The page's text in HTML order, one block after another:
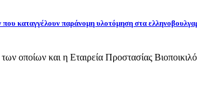
καταγγέλουν παράνομη υλοτόμηση στα
των οποίων και η Εταιρεία Προστασίας